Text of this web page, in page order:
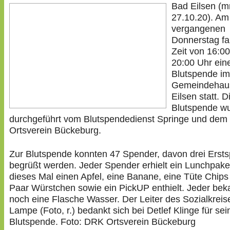
Bad Eilsen
27.10.20). Am
vergangenen
Donnerstag
Zeit von
20:00 Uhr
Blutspende
Eilsen statt.
Blutspende
durchgeführt vom Blutspendedienst Springe und dem
Ortsverein Bückeburg.
Zur Blutspende konnten 47 Spender, davon drei
begrüßt werden. Jeder Spender erhielt ein
dieses Mal einen Apfel, eine Banane, eine Tüte
Paar Würstchen sowie ein PickUP enthielt. Jeder
noch eine Flasche Wasser. Der Leiter des
Lampe (Foto, r.) bedankt sich bei Detlef Klinge für
Blutspende. Foto: DRK Ortsverein Bückeburg